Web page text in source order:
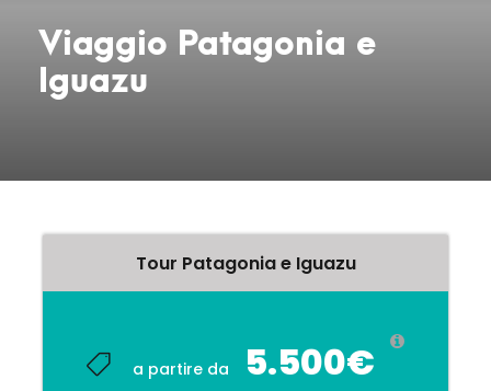
Viaggio Patagonia e
Iguazu
Tour Patagonia e Iguazu
a partire da 5.500€